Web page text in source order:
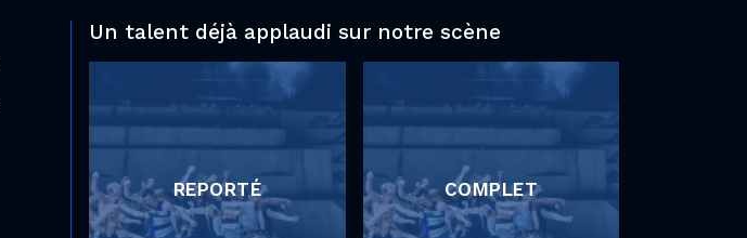
Un talent déjà applaudi sur notre scène
REPORTÉ COMPLET